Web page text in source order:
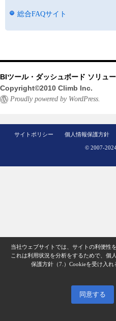
総合FAQサイト
BIツール・ダッシュボード ソリュ
Copyright©2010 Climb Inc.
Proudly powered by WordPress.
サイトポリシー 個人情報保護方針
© 2007-
当社ウェブサイトでは、サイトの利便性
これは利用状況を分析をするためで、個
保護方針（7.） Cookieを受け入れ
同意する